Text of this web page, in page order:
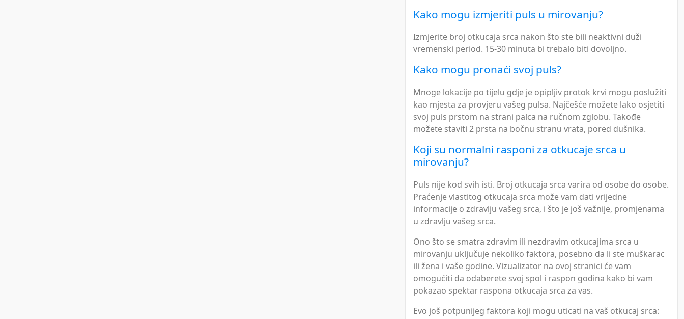
Kako mogu izmjeriti puls u mirovanju?
Izmjerite broj otkucaja srca nakon što ste bili neaktivni duži
vremenski period. 15-30 minuta bi trebalo biti dovoljno.
Kako mogu pronaći svoj puls?
Mnoge lokacije po tijelu gdje je opipljiv protok krvi mogu poslužiti
kao mjesta za provjeru vašeg pulsa. Najčešće možete lako osjetiti
svoj puls prstom na strani palca na ručnom zglobu. Takođe
možete staviti 2 prsta na bočnu stranu vrata, pored dušnika.
Koji su normalni rasponi za otkucaje srca u
mirovanju?
Puls nije kod svih isti. Broj otkucaja srca varira od osobe do osobe.
Praćenje vlastitog otkucaja srca može vam dati vrijedne
informacije o zdravlju vašeg srca, i što je još važnije, promjenama
u zdravlju vašeg srca.
Ono što se smatra zdravim ili nezdravim otkucajima srca u
mirovanju uključuje nekoliko faktora, posebno da li ste muškarac
ili žena i vaše godine. Vizualizator na ovoj stranici će vam
omogućiti da odaberete svoj spol i raspon godina kako bi vam
pokazao spektar raspona otkucaja srca za vas.
Evo još potpunijeg faktora koji mogu uticati na vaš otkucaj srca: